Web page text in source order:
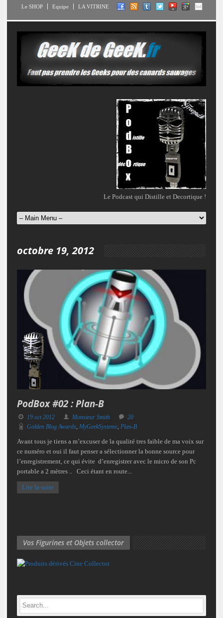
Le SHOP Equipe LA VITRINE
Le Podcast qui Distille et Decortique !
octobre 19, 2012
PodBox #02 : Plan-B
19 oct 2012 Monsieur Smith
20
Golden Blog Awards, MyGeekSysteme, Plan-B
Avant tous je tiens a m’excuser de la qualité tres faible de ma voix sur
ce numéro et oui il faut penser a sélectionner la bonne source pour
l’enregistrement, ce qui évite d’enregistrer avec le micro de son Pc
portable a 2 mètres .. Ceci étant en route...
Lire la suite
Vos Figurines et Objets collector